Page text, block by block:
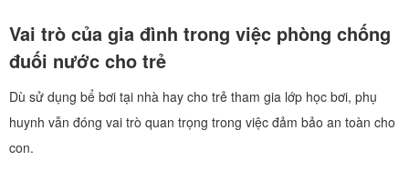
Vai trò của gia đình trong việc phòng chống
đuối nước cho trẻ
Dù sử dụng bể bơi tại nhà hay cho trẻ tham gia lớp học bơi, phụ
huynh vẫn đóng vai trò quan trọng trong việc đảm bảo an toàn cho
con.